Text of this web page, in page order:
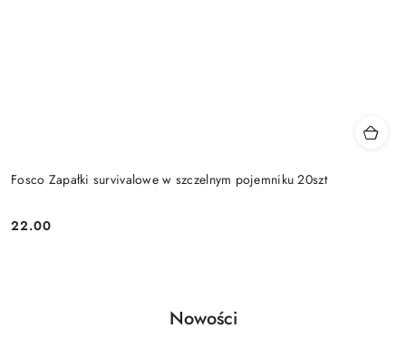
Fosco Zapałki survivalowe w szczelnym pojemniku 20szt
Cena:
22.00
Pomiń karuzelę produktów
Produkty
Nowości